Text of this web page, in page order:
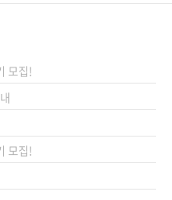
모집!
모집!